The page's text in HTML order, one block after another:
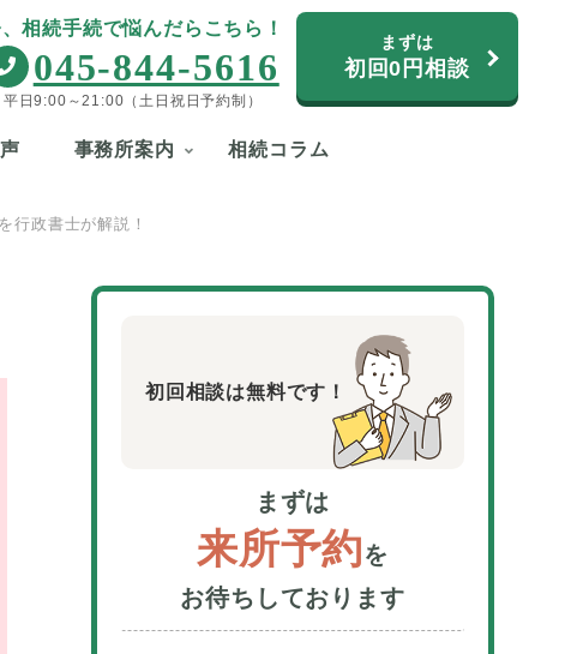
相続手続で悩んだらこちら！
045-844-5616
平日9:00～21:00（土日祝日予約制）
まずは
初回0円相談
事務所案内 相続コラム
行政書士が解説！
初回相談は無料です！
まずは
来所予約を
お待ちしております